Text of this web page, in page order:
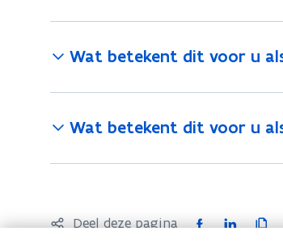
Wat betekent dit voor u
Wat betekent dit voor u
Deel deze pagina
F
L
K